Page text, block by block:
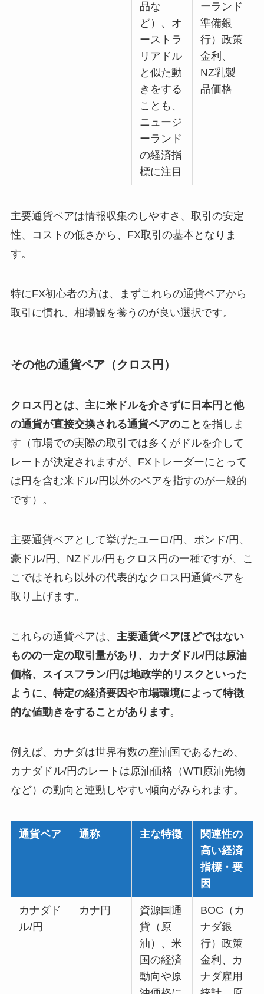
品な
ど）、オ
ーストラ
リアドル
と似た動
きをする
ことも、
ニュージ
ーランド
の経済指
標に注目
ーランド
準備銀
行）政策
金利、
NZ乳製
品価格
主要通貨ペアは情報収集のしやすさ、取引の安定
性、コストの低さから、FX取引の基本となりま
す。
特にFX初心者の方は、まずこれらの通貨ペアから
取引に慣れ、相場観を養うのが良い選択です。
その他の通貨ペア（クロス円）
クロス円とは、主に米ドルを介さずに日本円と他
の通貨が直接交換される通貨ペアのこと を指しま
す（市場での実際の取引では多くがドルを介して
レートが決定されますが、FXトレーダーにとって
は円を含む米ドル/円以外のペアを指すのが一般的
です）。
主要通貨ペアとして挙げたユーロ/円、ポンド/円、
豪ドル/円、NZドル/円もクロス円の一種ですが、こ
こではそれら以外の代表的なクロス円通貨ペアを
取り上げます。
これらの通貨ペアは、 主要通貨ペアほどではない
ものの一定の取引量があり、カナダドル/円は原油
価格、スイスフラン/円は地政学的リスクといった
ように、特定の経済要因や市場環境によって特徴
的な値動きをすることがあります。
例えば、カナダは世界有数の産油国であるため、
カナダドル/円のレートは原油価格（WTI原油先物
など）の動向と連動しやすい傾向がみられます。
通貨ペア 通称 主な特徴
関連性の
高い経済
指標・要
因
カナダド
ル/円
カナ円
資源国通
貨（原
油）、米
国の経済
動向や原
BOC（カ
ナダ銀
行）政策
金利、カ
ナダ雇用